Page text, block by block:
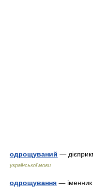
одрощуваний —
української мови
одрощування —